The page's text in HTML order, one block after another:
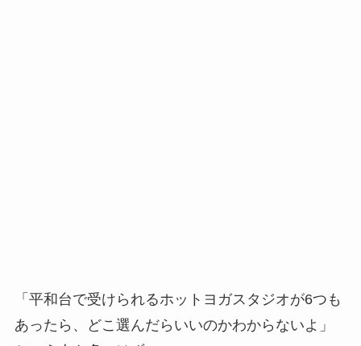
「平和台で受けられるホットヨガスタジオが6つも
あったら、どこ選んだらいいのかわからないよ」